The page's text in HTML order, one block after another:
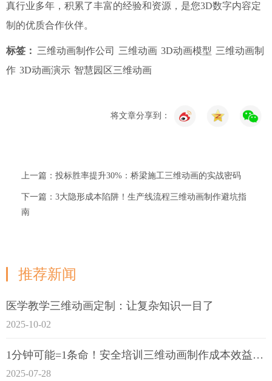
真行业多年，积累了丰富的经验和资源，是您3D数字内容定
制的优质合作伙伴。
标签： 三维动画制作公司 三维动画 3D动画模型 三维动画制
作 3D动画演示 智慧园区三维动画
将文章分享到：
上一篇：投标胜率提升30%：桥梁施工三维动画的实战密码
下一篇：3大隐形成本陷阱！生产线流程三维动画制作避坑指
南
推荐新闻
医学教学三维动画定制：让复杂知识一目了
2025-10-02
1分钟可能=1条命！安全培训三维动画制作成本效益深度拆解
2025-07-28